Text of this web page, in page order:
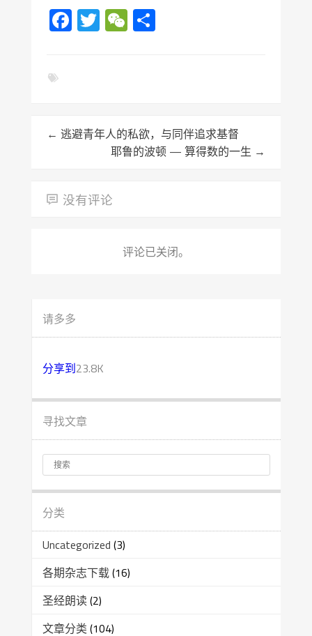
Facebook
TwitterWeChat
← 逃避青年人的私欲，与同伴追求基督
耶鲁的波顿 — 算得数的一生 →
没有评论
评论已关闭。
请多多
分享到23.8K
寻找文章
分类
Uncategorized (3)
各期杂志下载(16)
圣经朗读(2)
文章分类(104)